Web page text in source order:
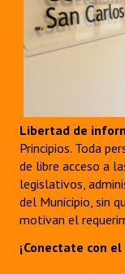
Ciudadano
Banca del Vecino -
Reconocimientos
Bariloche,
Entrega de
REFORMA DE LA
Libertad de
Principios. Toda
de libre acceso a
legislativos,
del Municipio, sin
motivan el
¡Conectate con el